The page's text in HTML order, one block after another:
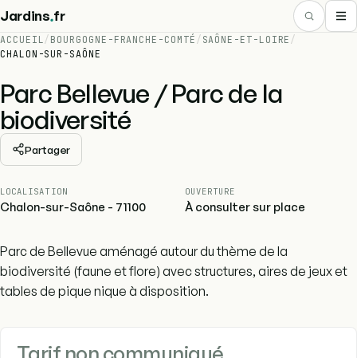
Jardins.fr
ACCUEIL/ BOURGOGNE-FRANCHE-COMTÉ / SAÔNE-ET-LOIRE /
CHALON-SUR-SAÔNE
Parc Bellevue / Parc de la
biodiversité
Partager
LOCALISATION
Chalon-sur-Saône - 71100
OUVERTURE
À consulter sur place
Parc de Bellevue aménagé autour du thème de la
biodiversité (faune et flore) avec structures, aires de jeux et
tables de pique nique à disposition.
Tarif non communiqué